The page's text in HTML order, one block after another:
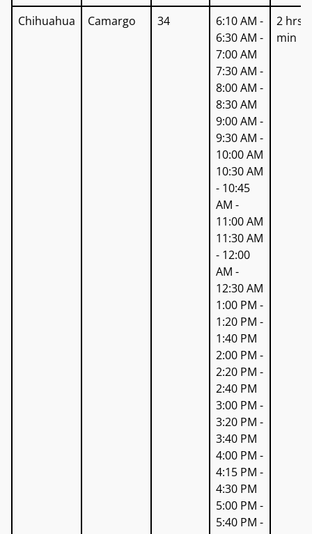
Chihuahua Camargo 34
6:10 AM -
6:30 AM -
7:00 AM
7:30 AM -
8:00 AM -
8:30 AM
9:00 AM -
9:30 AM -
10:00 AM
10:30 AM
- 10:45
AM -
11:00 AM
11:30 AM
- 12:00
AM -
12:30 AM
1:00 PM -
1:20 PM -
1:40 PM
2:00 PM -
2:20 PM -
2:40 PM
3:00 PM -
3:20 PM -
3:40 PM
4:00 PM -
4:15 PM -
4:30 PM
5:00 PM -
5:40 PM -
2 hrs
min